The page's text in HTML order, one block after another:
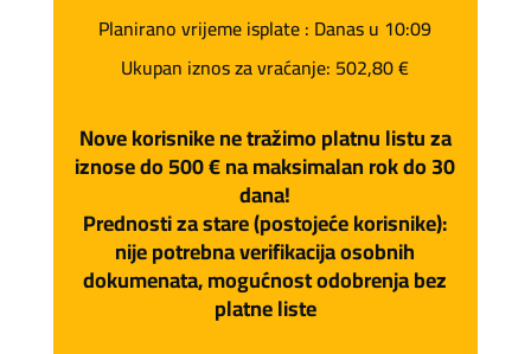
Planirano vrijeme isplate: Danas u 10:09
Ukupan iznos za vraćanje: 502,80 €
Nove korisnike ne tražimo platnu listu za
iznose do 500 € na maksimalan rok do 30
dana!
Prednosti za stare (postojeće korisnike):
nije potrebna verifikacija osobnih
dokumenata, mogućnost odobrenja bez
platne liste